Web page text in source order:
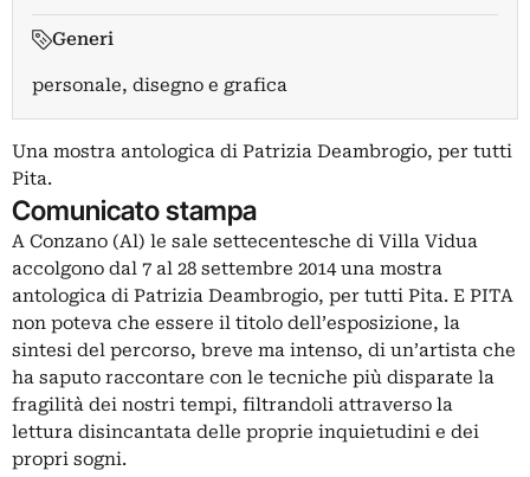
Generi
personale, disegno e grafica
Una mostra antologica di Patrizia Deambrogio, per tutti
Pita.
Comunicato stampa
A Conzano (Al) le sale settecentesche di Villa Vidua
accolgono dal 7 al 28 settembre 2014 una mostra
antologica di Patrizia Deambrogio, per tutti Pita. E PITA
non poteva che essere il titolo dell’esposizione, la
sintesi del percorso, breve ma intenso, di un’artista che
ha saputo raccontare con le tecniche più disparate la
fragilità dei nostri tempi, filtrandoli attraverso la
lettura disincantata delle proprie inquietudini e dei
propri sogni.